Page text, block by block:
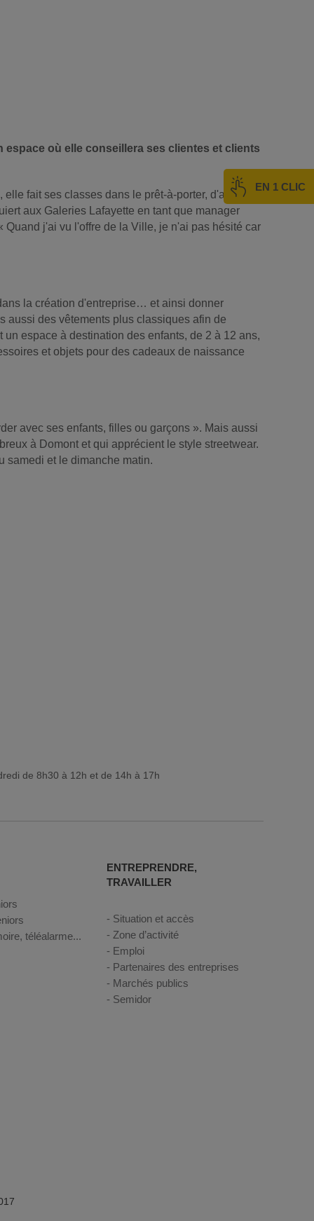
EN 1 CLIC
où elle conseillera ses clientes et clients
fait ses classes dans le prêt-à-porter, d'abord
aux Galeries Lafayette en tant que manager
j'ai vu l'offre de la Ville, je n'ai pas hésité car
la création d'entreprise… et ainsi donner
aussi des vêtements plus classiques afin de
espace à destination des enfants, de 2 à 12 ans,
et objets pour des cadeaux de naissance
avec ses enfants, filles ou garçons ». Mais aussi
à Domont et qui apprécient le style streetwear.
samedi et le dimanche matin.
de 8h30 à 12h et de 14h à 17h
téléalarme...
ENTREPRENDRE,
TRAVAILLER
Situation et accès
Zone d’activité
Emploi
Partenaires des entreprises
Marchés publics
Semidor